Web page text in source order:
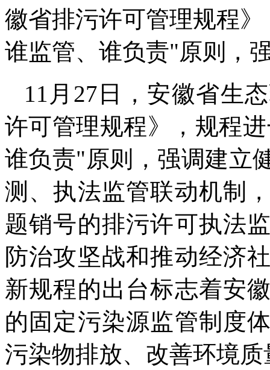
徽省排污许可管理规程
谁监管、谁负责"原则，
11月27日，安徽省生
许可管理规程》，规程
谁负责"原则，强调建立
测、执法监管联动机制
题销号的排污许可执法
防治攻坚战和推动经济
新规程的出台标志着安
的固定污染源监管制度
污染物排放、改善环境